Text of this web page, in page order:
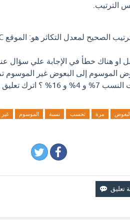
الترتيب.
او هناك خطأ في الإجابة علي سؤال
الموسوم إلى البعوض غير الموسوم
البعوض مرة تحسب نسبة الموسوم غير